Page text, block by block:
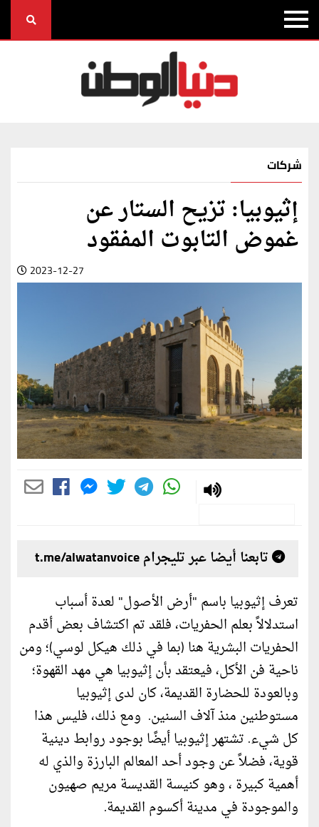
شركات
إثيوبيا: تزيح الستار عن
غموض التابوت المفقود
2023-12-27
تابعنا أيضا عبر تليجرام t.me/alwatanvoice
تعرف إثيوبيا باسم "أرض الأصول" لعدة أسباب
استدلالاً بعلم الحفريات، فلقد تم اكتشاف بعض أقدم
الحفريات البشرية هنا (بما في ذلك هيكل لوسي)؛ ومن
ناحية فن الأكل، فيعتقد بأن إثيوبيا هي مهد القهوة؛
وبالعودة للحضارة القديمة، كان لدى إثيوبيا
مستوطنين منذ آلاف السنين. ومع ذلك، فليس هذا
كل شيء. تشتهر إثيوبيا أيضًا بوجود روابط دينية
قوية، فضلاً عن وجود أحد المعالم البارزة والذي له
أهمية كبيرة ، وهو كنيسة القديسة مريم صهيون
والموجودة في مدينة أكسوم القديمة.